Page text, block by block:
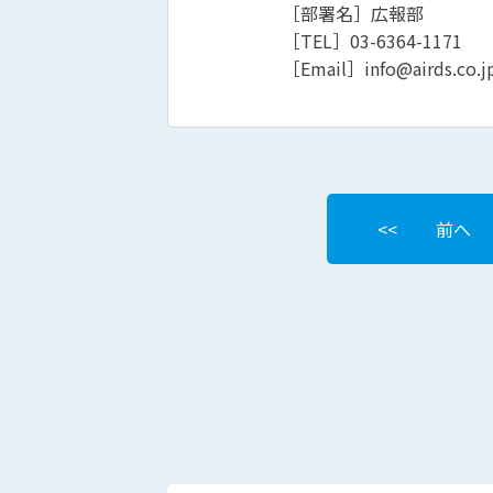
［部署名］広報部
［TEL］03-6364-1171
［Email］
前へ